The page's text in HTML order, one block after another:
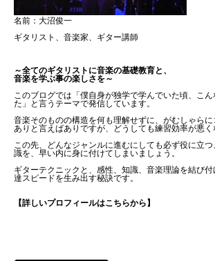
名前：大沼俊一
ギタリスト、音楽家、ギター講師
～全てのギタリストに音楽の基礎教育と、
音楽を学ぶ事の楽しさを～
このブログでは「僕自身が独学で学んでいた頃、こ
た」と言うテーマで発信しています。
音楽そのものの構造を何も理解せずに、がむしゃら
ありと言えばありですが、どうしても練習効率が悪く
この先、どんなジャンルに進むにしても必ず役に立
識を、早い内に身に付けてしまいましょう。
ギターテクニックと、感性、知識、音楽理論を結び
達スピードを生み出す秘訣です。
【詳しいプロフィールはこちらから】